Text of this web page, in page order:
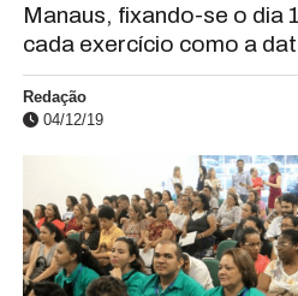
Manaus, fixando-se o dia
cada exercício como a
Redação
04/12/19